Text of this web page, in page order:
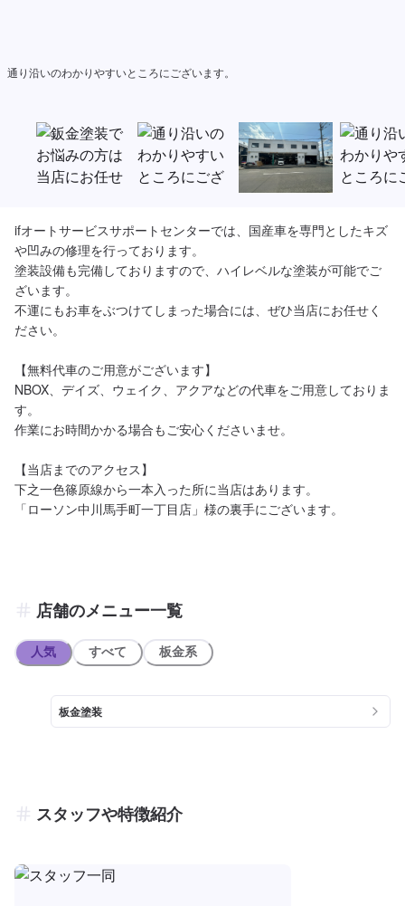
通り沿いのわかりやすいところにございます。
ifオートサービスサポートセンターでは、国産車を専門としたキズ
や凹みの修理を行っております。
塗装設備も完備しておりますので、ハイレベルな塗装が可能でご
ざいます。
不運にもお車をぶつけてしまった場合には、ぜひ当店にお任せく
ださい。
【無料代車のご用意がございます】
NBOX、デイズ、ウェイク、アクアなどの代車をご用意しておりま
す。
作業にお時間かかる場合もご安心くださいませ。
【当店までのアクセス】
下之一色篠原線から一本入った所に当店はあります。
店舗のメニュー一覧
人気 すべて 板金系
板金塗装
スタッフや特徴紹介